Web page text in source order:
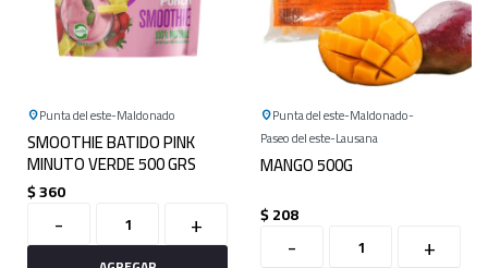
Punta del este Maldonado
SMOOTHIE BATIDO PINK
MINUTO VERDE 500 GRS
$360
- +
Punta del este Maldonado
Paseo del este Lausana
MANGO 500G
$208
- +